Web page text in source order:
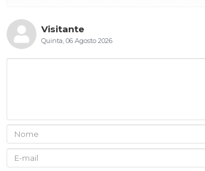
Visitante
Quinta, 06 Agosto 2026